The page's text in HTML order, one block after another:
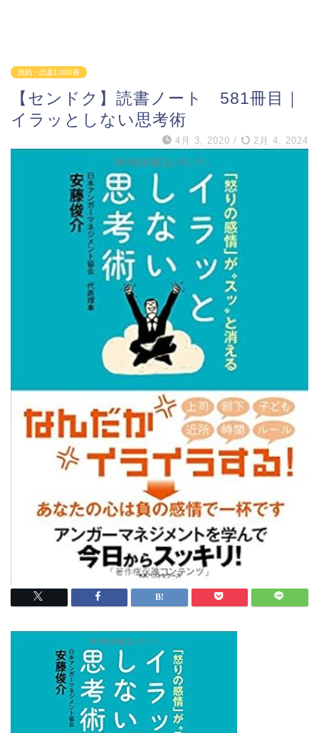
挑戦・読書1,000冊
【センドク】読書ノート 581冊目｜
イラッとしない思考術
4月 3, 2020 / 2月 4, 2024